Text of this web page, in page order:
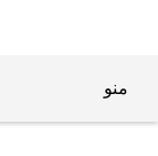
منو